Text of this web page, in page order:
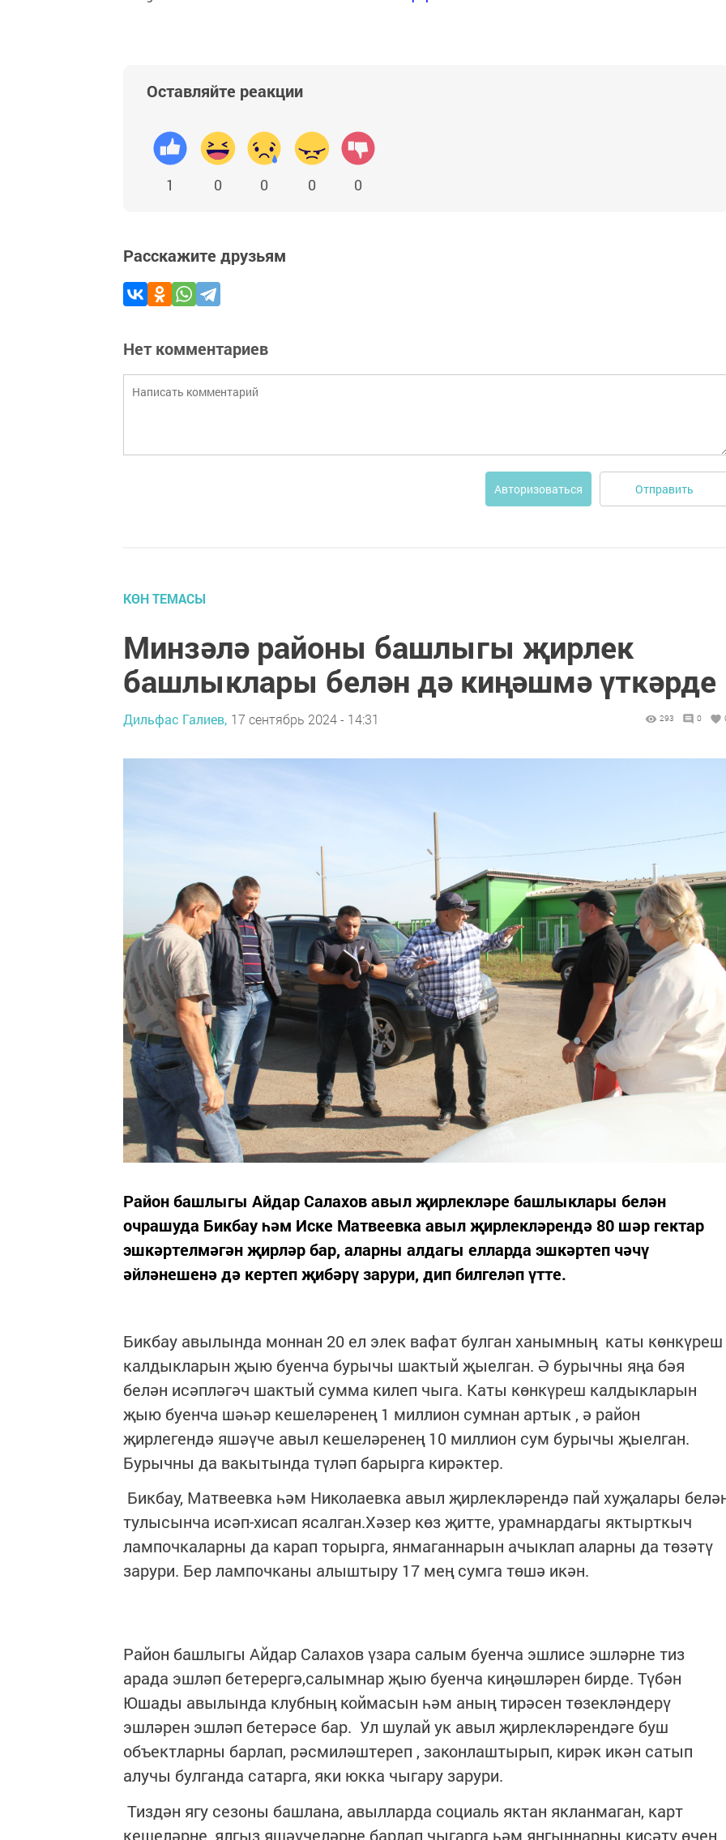
Оставляйте реакции
1 0 0 0 0
Расскажите друзьям
Нет комментариев
Авторизоваться Отправить
КӨН ТЕМАСЫ
Минзәлә районы башлыгы җирлек
башлыклары белән дә киңәшмә үткәрде
Дильфас Галиев, 17 сентябрь 2024 - 14:31 293 0
Район башлыгы Айдар Салахов авыл җирлекләре башлыклары белән
очрашуда Бикбау һәм Иске Матвеевка авыл җирлекләрендә 80 шәр гектар
эшкәртелмәгән җирләр бар, аларны алдагы елларда эшкәртеп чәчү
әйләнешенә дә кертеп җибәрү зарури, дип билгеләп үтте.
Бикбау авылында моннан 20 ел элек вафат булган ханымның каты көнкүреш
калдыкларын җыю буенча бурычы шактый җыелган. Ә бурычны яңа бәя
белән исәпләгәч шактый сумма килеп чыга. Каты көнкүреш калдыкларын
җыю буенча шәһәр кешеләренең 1 миллион сумнан артык , ә район
җирлегендә яшәүче авыл кешеләренең 10 миллион сум бурычы җыелган.
Бурычны да вакытында түләп барырга кирәктер.
Бикбау, Матвеевка һәм Николаевка авыл җирлекләрендә пай хуҗалары
тулысынча исәп-хисап ясалган.Хәзер көз җитте, урамнардагы яктырткыч
лампочкаларны да карап торырга, янмаганнарын ачыклап аларны да төзәтү
зарури. Бер лампочканы алыштыру 17 мең сумга төшә икән.
Район башлыгы Айдар Салахов үзара салым буенча эшлисе эшләрне тиз
арада эшләп бетерергә,салымнар җыю буенча киңәшләрен бирде. Түбән
Юшады авылында клубның коймасын һәм аның тирәсен төзекләндерү
эшләрен эшләп бетерәсе бар. Ул шулай ук авыл җирлекләрендәге буш
объектларны барлап, рәсмиләштереп , законлаштырып, кирәк икән сатып
алучы булганда сатарга, яки юкка чыгару зарури.
Тиздән ягу сезоны башлана, авылларда социаль яктан якланмаган, карт
кешеләрне, ялгыз яшәүчеләрне барлап чыгарга һәм янгыннарны кисәтү өчен